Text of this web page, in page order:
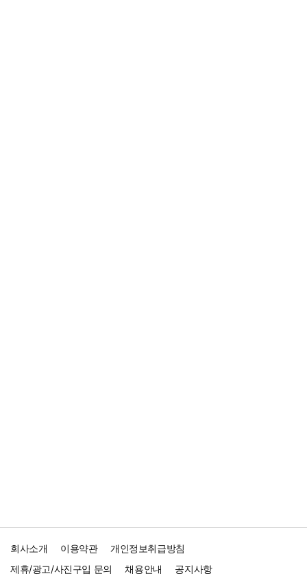
회사소개 이용약관
개인정보취급방침
제휴/광고/사진구입 문의
채용안내 공지사항